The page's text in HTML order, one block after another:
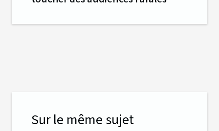
Sur le même sujet